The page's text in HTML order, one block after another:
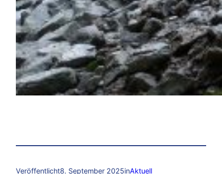
Veröffentlicht8. September 2025inAktuell